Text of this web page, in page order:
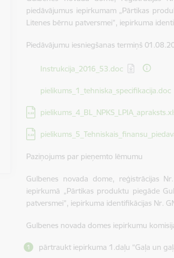
piedāvājumus iepirkumam „Pārtikas
Litenes bērnu patversmei”, iepirkuma
Piedāvājumu iesniegšanas termiņš
Lejupielādēt:
Instrukcija_2016_53.doc
Lejupielādēt:
pielikums_1_tehniska_specifikacija.doc
Lejupielādēt:
Lejupielādēt:
Paziņojums par pieņemto lēmumu
Gulbenes novada dome, reģistrācijas
iepirkumā „Pārtikas produktu piegāde
patversmei”, iepirkuma identifikācijas Nr.
Gulbenes novada domes iepirkumu
pārtraukt iepirkuma 1.daļu “Gaļa un